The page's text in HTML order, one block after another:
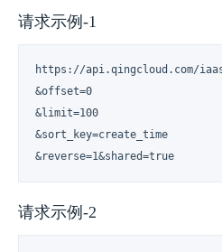
请求示例-1
https://api.qingcloud.com/
&offset=0
&limit=100
&sort_key=create_time
&reverse=1&shared=true
请求示例-2